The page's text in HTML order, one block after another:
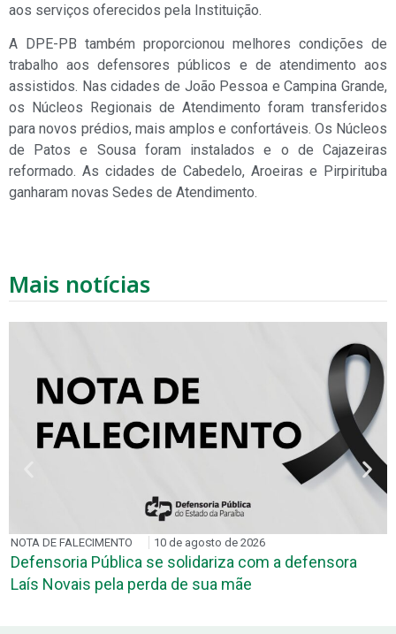
aos serviços oferecidos pela Instituição.
A DPE-PB também proporcionou melhores condições de
trabalho aos defensores públicos e de atendimento aos
assistidos. Nas cidades de João Pessoa e Campina Grande,
os Núcleos Regionais de Atendimento foram transferidos
para novos prédios, mais amplos e confortáveis. Os Núcleos
de Patos e Sousa foram instalados e o de Cajazeiras
reformado. As cidades de Cabedelo, Aroeiras e Pirpirituba
ganharam novas Sedes de Atendimento.
Mais notícias
NOTA DE FALECIMENTO 10 de agosto de 2026
Defensoria Pública se solidariza com a defensora
Laís Novais pela perda de sua mãe